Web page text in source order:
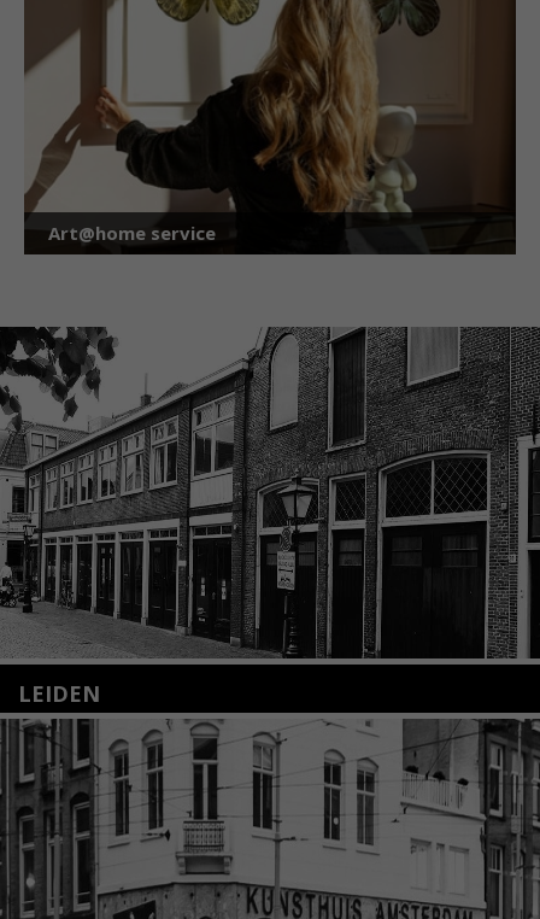
Art@home service
LEIDEN
Nieuwstraat 35
2312 KA Leiden
+31(0)71 – 52 84 480
info@kunsthuisleiden.nl
Lees meer